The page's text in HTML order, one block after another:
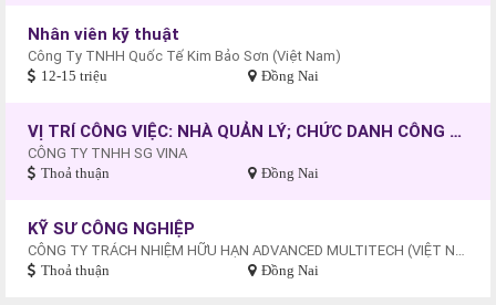
Nhân viên kỹ thuật
Công Ty TNHH Quốc Tế Kim Bảo Sơn (Việt Nam)
12-15 triệu Đồng Nai
VỊ TRÍ CÔNG VIỆC: NHÀ QUẢN LÝ; CHỨC DANH CÔNG VIỆC: PHÓ GIÁM ĐỐC
CÔNG TY TNHH SG VINA
Thoả thuận Đồng Nai
KỸ SƯ CÔNG NGHIỆP
CÔNG TY TRÁCH NHIỆM HỮU HẠN ADVANCED MULTITECH (VIỆT NAM)
Thoả thuận Đồng Nai